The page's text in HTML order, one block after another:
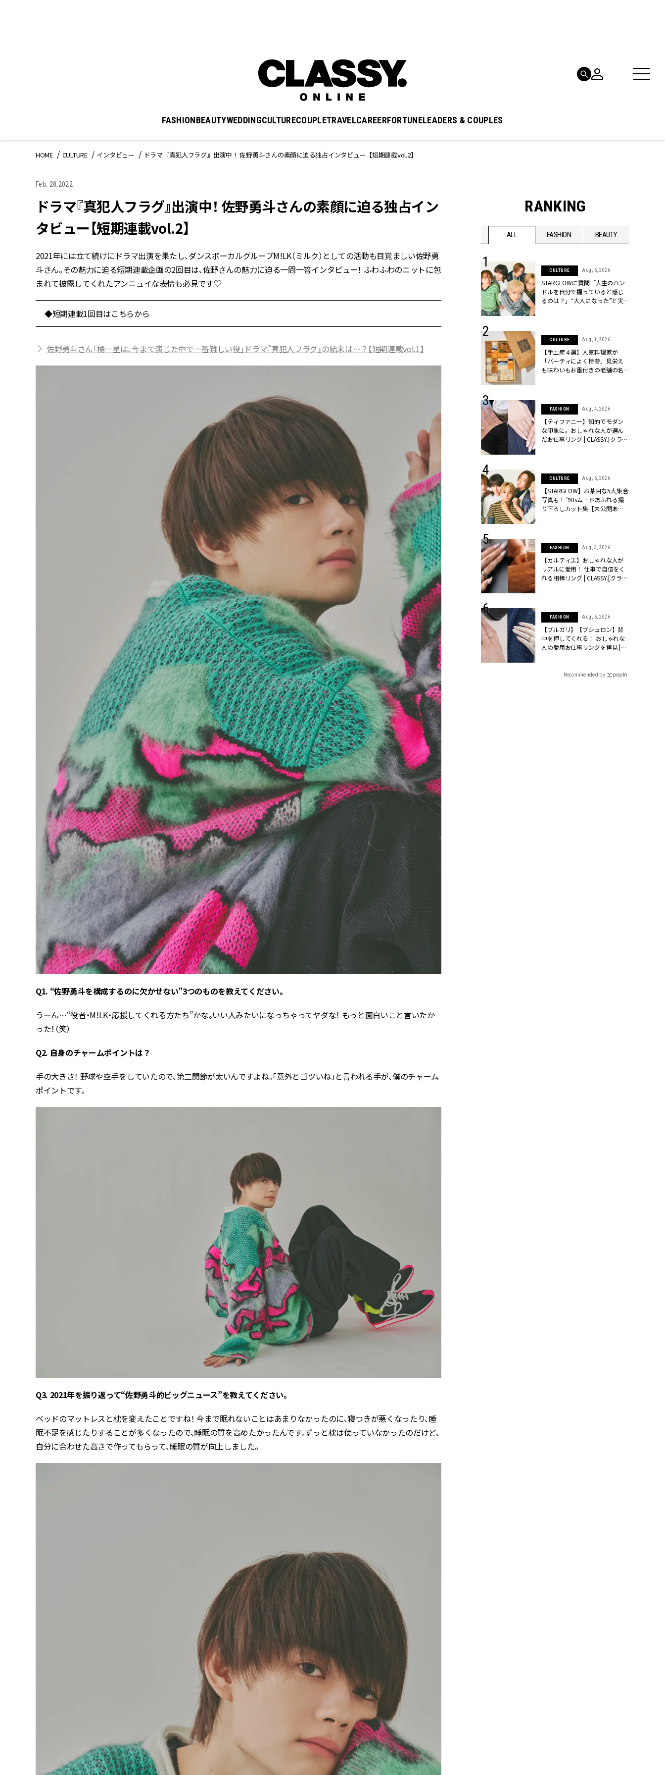
FASHIONBEAUTYWEDDINGCULTURECOUPLETRAVELCAREERFORTUNELEADERS & COUPLES
HOME CULTURE インタビュー ドラマ『真犯人フラグ』出演中！ 佐野勇斗さんの素顔に迫る独占インタビュー【短期連載vol.2】
Feb, 28,2022
ドラマ『真犯人フラグ』出演中！ 佐野勇斗さんの素顔に迫る独占イン
タビュー【短期連載vol.2】
2021年には立て続けにドラマ出演を果たし、ダンスボーカルグループM!LK（ミルク）としての活動も目覚ましい佐野勇
斗さん。その魅力に迫る短期連載企画の2回目は、佐野さんの魅力に迫る一問一答インタビュー！ ふわふわのニットに包
まれて披露してくれたアンニュイな表情も必見です♡
◆短期連載1回目はこちらから
佐野勇斗さん「橘一星は、今まで演じた中で一番難しい役」ドラマ『真犯人フラグ』の結末は…？【短期連載vol.1】
Q1. “佐野勇斗を構成するのに欠かせない”3つのものを教えてください。
うーん…“役者・M!LK・応援してくれる方たち”かな。いい人みたいになっちゃってヤダな！ もっと面白いこと言いたか
った！（笑）
Q2. 自身のチャームポイントは？
手の大きさ！ 野球や空手をしていたので、第二関節が太いんですよね。「意外とゴツいね」と言われる手が、僕のチャーム
ポイントです。
Q3. 2021年を振り返って“佐野勇斗的ビッグニュース”を教えてください。
ベッドのマットレスと枕を変えたことですね！ 今まで眠れないことはあまりなかったのに、寝つきが悪くなったり、睡
眠不足を感じたりすることが多くなったので、睡眠の質を高めたかったんです。ずっと枕は使っていなかったのだけど、
自分に合わせた高さで作ってもらって、睡眠の質が向上しました。
RANKING
ALL FASHION BEAUTY
BEAUTY Aug, 5, 2026
神コスメ３選 | CLASSY.[クラッシ
忙しい毎日に「うるおいター
BEAUTY Nov, 17, 2025
【落ちない名品リップ10選】塗
り直しできない・皮むけしやす
いetc.悩みをクリア | CLASSY.[ク
ラッシィ]
ユニクロ名品も！日焼け対策ガ
チ勢の「ないと無理」なアイテ
ムハック7選 | CLASSY.[クラッシ
【猛暑ダメージ】はまずリセッ
ト！30代の夏枯れ肌を救う「先
BEAUTY Jul, 30, 2026
【30代のヘアスタイル】じわじ
わ人気「姫カット」ってどんな
ヘア？今支持されている理由っ
て？ | CLASSY.[クラッシィ]
WEDDING Feb, 16, 2026
ーを解説 | CLASSY.[クラッシィ]
【結婚指輪】人気ブランドのリ
【一生ものジュエリー】1つでも
存在感が際立つ！ポメラートの
「トゥギャザー」シリーズに注
目 | CLASSY.[クラッシィ]
WEDDING Jul, 27, 2026
【ブルガリの婚姻届のプレゼン
トも】世界に一つだけの指輪が
作れるブライダルフェアを開
催！ | CLASSY.[クラッシィ]
WEDDING May, 20, 2026
【カルティエ、ブシュロン、ショ
ーメ】おしゃれな人が選んだ婚
約指輪＆結婚指輪を公開 |
CLASSY.[クラッシィ]
WEDDING Sep, 3, 2025
コーデ不要でダサ見えしない♡
お呼ばれ「レースワンピース」
が欲しい【おすすめ4選】 |
CLASSY.[クラッシィ]
CULTURE Aug, 5, 2026
STARGLOWに質問「人生のハン
ドルを自分で握っていると感じ
るのは？」“大️人になった”と実
CULTURE Aug, 1, 2026
【手土産４選】人気料理家が
「パーティによく持参」見栄え
も味わいもお墨付きの老舗の名
FASHION Aug, 4, 2026
【ティファニー】知的でモダン
な印象に。おしゃれな人が選ん
だお仕事リング | CLASSY.[クラッ
CULTURE Aug, 5, 2026
【STARGLOW】お茶目な5人集合
写真も！ ’90sムードあふれる撮
り下ろしカット集【未公開あ
FASHION Aug, 3, 2026
【カルティエ】おしゃれな人が
リアルに愛用！ 仕事で自信をく
れる相棒リング | CLASSY.[クラッ
FASHION Aug, 5, 2026
【ブルガリ】【ブシュロン】背
中を押してくれる！ おしゃれな
人の愛用お仕事リングを拝見 |
Recommended by